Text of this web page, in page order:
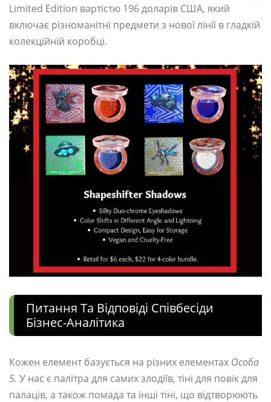
Limited Edition вартістю 196 доларів США, який
включає різноманітні предмети з нової лінії в гладкій
колекційній коробці.
Питання Та Відповіді Співбесіди
Бізнес-Аналітика
Кожен елемент базується на різних елементах Особа
5. У нас є палітра для самих злодіїв, тіні для повік для
палаців, а також помада та інші тіні, що відтворюють